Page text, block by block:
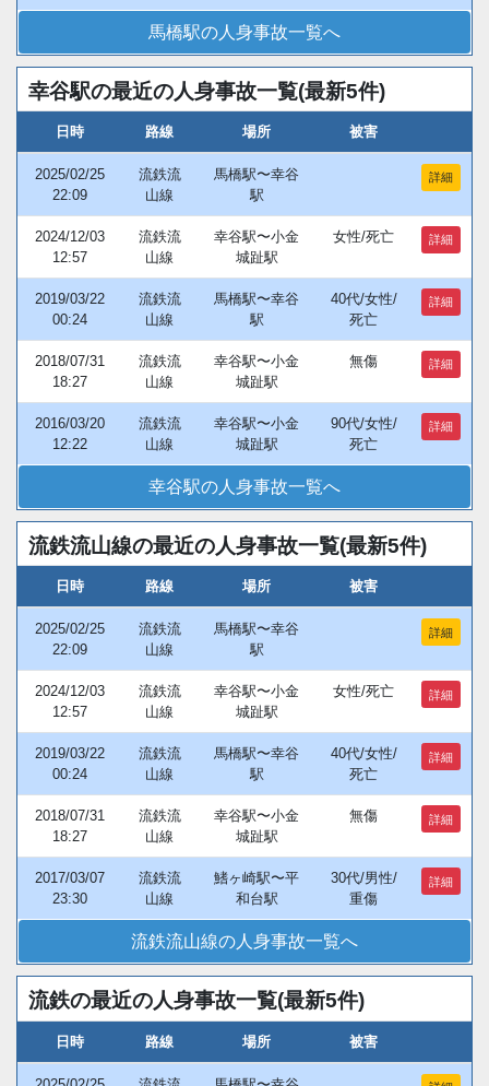
馬橋駅の人身事故一覧へ
幸谷駅の最近の人身事故一覧(最新5件)
日時 路線 場所 被害
2025/02/25
22:09
流鉄流
山線
馬橋駅〜幸谷
駅
詳細
2024/12/03
12:57
流鉄流
山線
幸谷駅〜小金
城趾駅
女性/死亡 詳細
2019/03/22
00:24
流鉄流
山線
馬橋駅〜幸谷
駅
40代/女性/
死亡
詳細
2018/07/31
18:27
流鉄流
山線
幸谷駅〜小金
城趾駅
無傷 詳細
2016/03/20
12:22
流鉄流
山線
幸谷駅〜小金
城趾駅
90代/女性/
死亡
詳細
幸谷駅の人身事故一覧へ
流鉄流山線の最近の人身事故一覧(最新5件)
日時 路線 場所 被害
2025/02/25
22:09
流鉄流
山線
馬橋駅〜幸谷
駅
詳細
2024/12/03
12:57
流鉄流
山線
幸谷駅〜小金
城趾駅
女性/死亡 詳細
2019/03/22
00:24
流鉄流
山線
馬橋駅〜幸谷
駅
40代/女性/
死亡
詳細
2018/07/31
18:27
流鉄流
山線
幸谷駅〜小金
城趾駅
無傷 詳細
2017/03/07
23:30
流鉄流
山線
鰭ヶ崎駅〜平
和台駅
30代/男性/
重傷
詳細
流鉄流山線の人身事故一覧へ
流鉄の最近の人身事故一覧(最新5件)
日時 路線 場所 被害